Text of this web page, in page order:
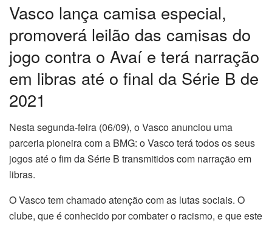
Vasco lança camisa especial,
promoverá leilão das camisas do
jogo contra o Avaí e terá narração
em libras até o final da Série B de
2021
Nesta segunda-feira (06/09), o Vasco anunciou uma
parceria pioneira com a BMG: o Vasco terá todos os seus
jogos até o fim da Série B transmitidos com narração em
libras.
O Vasco tem chamado atenção com as lutas sociais. O
clube, que é conhecido por combater o racismo, e que este